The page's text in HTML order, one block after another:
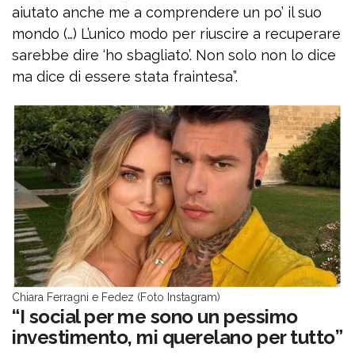
aiutato anche me a comprendere un po’ il suo
mondo (…) L’unico modo per riuscire a recuperare
sarebbe dire ‘ho sbagliato’. Non solo non lo dice
ma dice di essere stata fraintesa”.
Chiara Ferragni e Fedez (Foto Instagram)
“I social per me sono un pessimo
investimento, mi querelano per tutto”